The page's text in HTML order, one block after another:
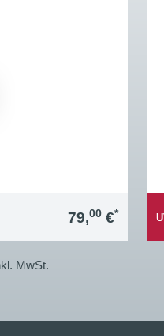
79,00 €*
MwSt.